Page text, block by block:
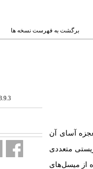
برگشت به فهرست نسخه ها
آسای آن
متعددی
همکاران با استفاده از میسل‌های